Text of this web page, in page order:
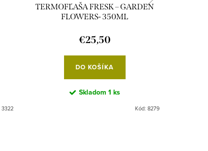
3322
TERMOFĽAŠA FRESK – GARDEN
FLOWERS- 350ML
€25,50
DO KOŠÍKA
Skladom 1 ks
Kód: 8279